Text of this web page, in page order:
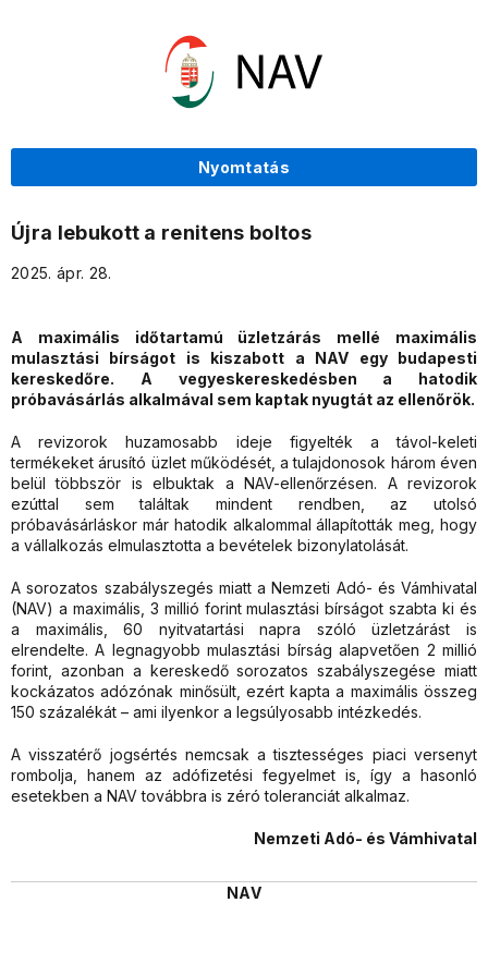
Nyomtatás
Újra lebukott a renitens boltos
2025. ápr. 28.
A maximális időtartamú üzletzárás mellé maximális
mulasztási bírságot is kiszabott a NAV egy budapesti
kereskedőre. A vegyeskereskedésben a hatodik
próbavásárlás alkalmával sem kaptak nyugtát az ellenőrök.
A revizorok huzamosabb ideje figyelték a távol-keleti
termékeket árusító üzlet működését, a tulajdonosok három éven
belül többször is elbuktak a NAV-ellenőrzésen. A revizorok
ezúttal sem találtak mindent rendben, az utolsó
próbavásárláskor már hatodik alkalommal állapították meg, hogy
a vállalkozás elmulasztotta a bevételek bizonylatolását.
A sorozatos szabályszegés miatt a Nemzeti Adó- és Vámhivatal
(NAV) a maximális, 3 millió forint mulasztási bírságot szabta ki és
a maximális, 60 nyitvatartási napra szóló üzletzárást is
elrendelte. A legnagyobb mulasztási bírság alapvetően 2 millió
forint, azonban a kereskedő sorozatos szabályszegése miatt
kockázatos adózónak minősült, ezért kapta a maximális összeg
150 százalékát – ami ilyenkor a legsúlyosabb intézkedés.
A visszatérő jogsértés nemcsak a tisztességes piaci versenyt
rombolja, hanem az adófizetési fegyelmet is, így a hasonló
esetekben a NAV továbbra is zéró toleranciát alkalmaz.
Nemzeti Adó- és Vámhivatal
NAV